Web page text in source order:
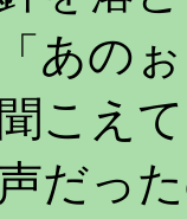
あの
こえ
だっ